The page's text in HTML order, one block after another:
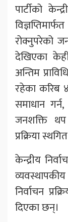
पार्टीको
रोक्नुपरेको
देखिएका
अन्तिम
रहेका करिब
समाधान
जनशक्ति थप
प्रक्रिया
केन्द्रीय
निर्वाचन
दिएका छन्।